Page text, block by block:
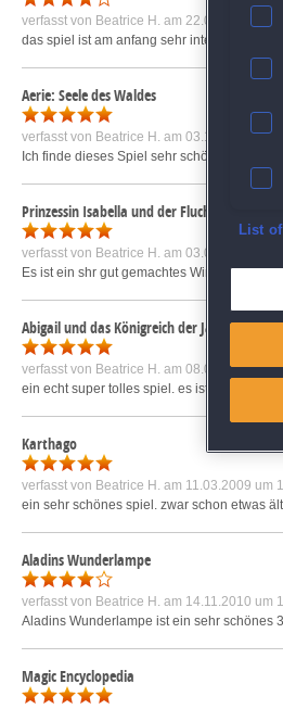
verfasst von Beatrice H. am 22.02.2009 um
das spiel ist am anfang sehr interesant.
Aerie: Seele des Waldes
verfasst von Beatrice H. am 03.10.2010 um
Ich finde dieses Spiel sehr schön. Grafik
Prinzessin Isabella und der Fluch der Hexe
verfasst von Beatrice H. am 03.05.2010 um
Es ist ein shr gut gemachtes Wimmelspiel.
Abigail und das Königreich der Jahrmärkte
verfasst von Beatrice H. am 08.02.2011 um
ein echt super tolles spiel. es ist bunt und
Karthago
verfasst von Beatrice H. am 11.03.2009 um
ein sehr schönes spiel. zwar schon etwas
Aladins Wunderlampe
verfasst von Beatrice H. am 14.11.2010 um
Aladins Wunderlampe ist ein sehr schönes
Magic Encyclopedia
List